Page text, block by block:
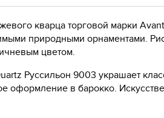
кварца торговой марки
природными орнаментами.
цветом.
Руссильон 9003 украшает
оформление в барокко.